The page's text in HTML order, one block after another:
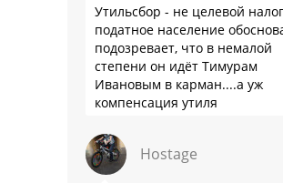
Утильсбор - не целевой
податное население
подозревает, что в немалой
степени он идёт Тимурам
Ивановым в карман....а уж
компенсация утиля
что прям эталон коррупции
Hostage